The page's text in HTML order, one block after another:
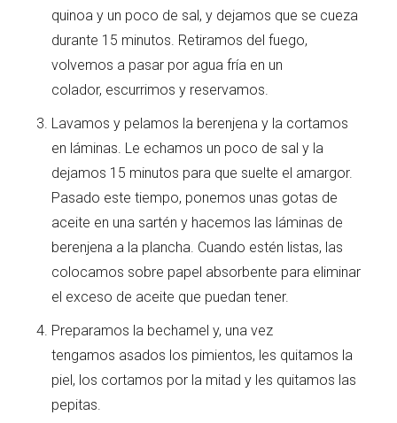
quinoa y un poco de sal, y dejamos que se cueza
durante 15 minutos. Retiramos del fuego,
volvemos a pasar por agua fría en un
colador, escurrimos y reservamos.
Lavamos y pelamos la berenjena y la cortamos
en láminas. Le echamos un poco de sal y la
dejamos 15 minutos para que suelte el amargor.
Pasado este tiempo, ponemos unas gotas de
aceite en una sartén y hacemos las láminas de
berenjena a la plancha. Cuando estén listas, las
colocamos sobre papel absorbente para eliminar
el exceso de aceite que puedan tener.
Preparamos la bechamel y, una vez
tengamos asados los pimientos, les quitamos la
piel, los cortamos por la mitad y les quitamos las
pepitas.